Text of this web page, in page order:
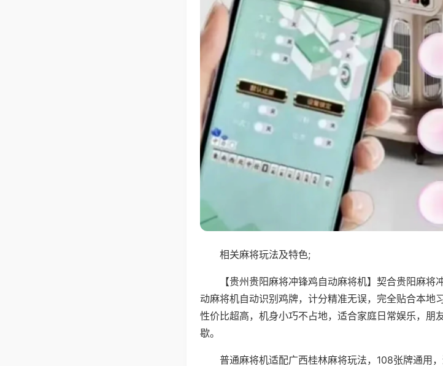
相关麻将玩法及特色;
【贵州贵阳麻将冲锋鸡自动麻将机】契合贵阳麻
动麻将机自动识别鸡牌，计分精准无误，完全贴合本地
性价比超高，机身小巧不占地，适合家庭日常娱乐，朋
歇。
普通麻将机适配广西桂林麻将玩法，108张牌通用